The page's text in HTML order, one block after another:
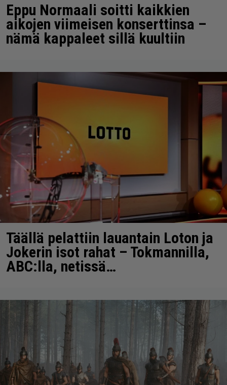
Eppu Normaali soitti kaikkien
aikojen viimeisen konserttinsa –
nämä kappaleet sillä kuultiin
Täällä pelattiin lauantain Loton ja
Jokerin isot rahat – Tokmannilla,
ABC:lla, netissä…